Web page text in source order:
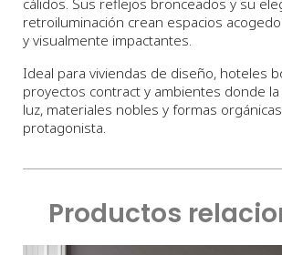
cálidos. Sus reflejos bronceados y su
retroiluminación crean espacios
y visualmente impactantes.
Ideal para viviendas de diseño, hoteles
proyectos contract y ambientes donde
luz, materiales nobles y formas
protagonista.
Productos